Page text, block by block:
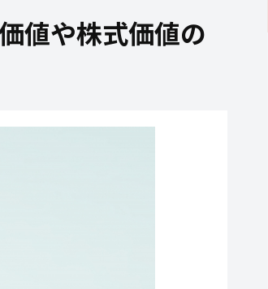
値や株式価値の